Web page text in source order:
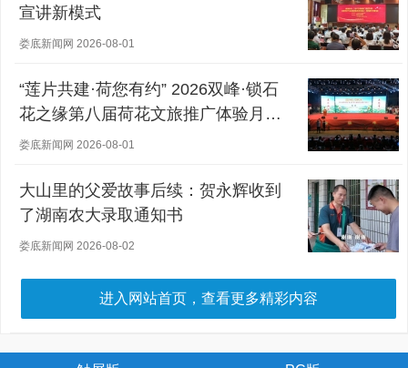
宣讲新模式
娄底新闻网 2026-08-01
“莲片共建·荷您有约” 2026双峰·锁石
花之缘第八届荷花文旅推广体验月盛
大开幕
娄底新闻网 2026-08-01
大山里的父爱故事后续：贺永辉收到
了湖南农大录取通知书
娄底新闻网 2026-08-02
进入网站首页，查看更多精彩内容